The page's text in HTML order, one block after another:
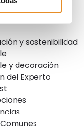
y sostenibilidad
y decoración
del Experto